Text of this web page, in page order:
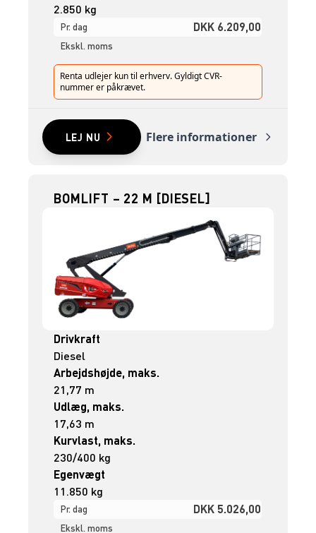
2.850 kg
Pr. dag DKK 6.209,00
Ekskl. moms
Renta udlejer kun til erhverv. Gyldigt CVR-
nummer er påkrævet.
LEJ NU Flere informationer
BOMLIFT – 22 M [DIESEL]
Drivkraft
Diesel
Arbejdshøjde, maks.
21,77 m
Udlæg, maks.
17,63 m
Kurvlast, maks.
230/400 kg
Egenvægt
11.850 kg
Pr. dag DKK 5.026,00
Ekskl. moms